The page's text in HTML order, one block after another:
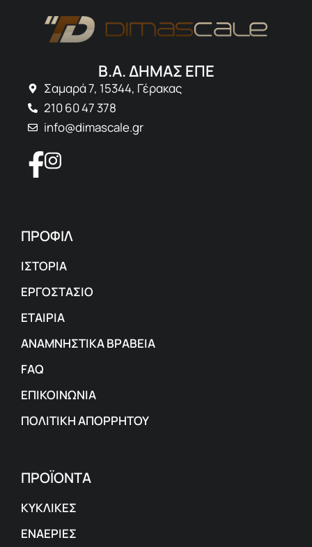
Β.Α. ΔΗΜΑΣ ΕΠΕ
Σαμαρά 7, 15344, Γέρακας
210 60 47 378
info@dimascale.gr
ΠΡΟΦΙΛ
ΙΣΤΟΡΙΑ
ΕΡΓΟΣΤΑΣΙΟ
ΕΤΑΙΡΙΑ
ΑΝΑΜΝΗΣΤΙΚΑ ΒΡΑΒΕΙΑ
FAQ
ΕΠΙΚΟΙΝΩΝΙΑ
ΠΟΛΙΤΙΚΗ ΑΠΟΡΡΗΤΟΥ
ΠΡΟΪΟΝΤΑ
ΚΥΚΛΙΚΕΣ
ΕΝΑΕΡΙΕΣ